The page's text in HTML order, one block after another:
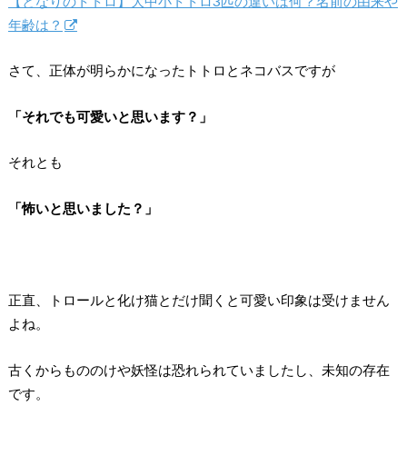
年齢は？
さて、正体が明らかになったトトロとネコバスですが
「それでも可愛いと思います？」
それとも
「怖いと思いました？」
正直、トロールと化け猫とだけ聞くと可愛い印象は受けません
よね。
古くからもののけや妖怪は恐れられていましたし、未知の存在
です。